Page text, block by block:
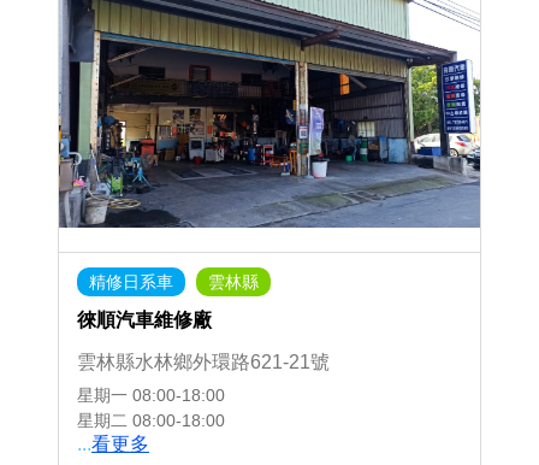
精修日系車 雲林縣
徠順汽車維修廠
雲林縣水林鄉外環路621-21號
星期一 08:00-18:00
星期二 08:00-18:00
...看更多